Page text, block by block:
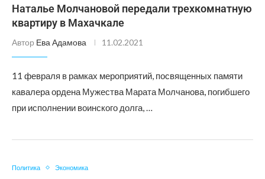
Наталье Молчановой передали трехкомнатную
квартиру в Махачкале
Автор Ева Адамова 11.02.2021
11 февраля в рамках мероприятий, посвященных памяти
кавалера ордена Мужества Марата Молчанова, погибшего
при исполнении воинского долга, …
Политика Экономика